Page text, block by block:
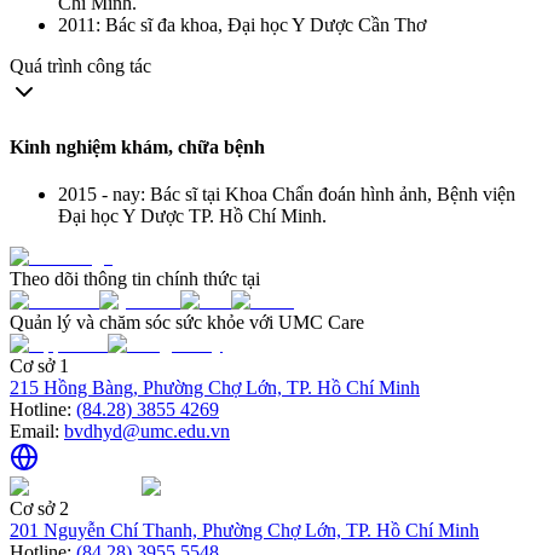
2011: Bác sĩ đa khoa, Đại học Y Dược Cần Thơ
Quá trình công tác
Kinh nghiệm khám, chữa bệnh
2015 - nay: Bác sĩ tại Khoa Chẩn đoán hình ảnh, Bệnh viện
Đại học Y Dược TP. Hồ Chí Minh.
Theo dõi thông tin chính thức tại
Quản lý và chăm sóc sức khỏe với UMC Care
Cơ sở 1
215 Hồng Bàng, Phường Chợ Lớn, TP. Hồ Chí Minh
Hotline: (84.28) 3855 4269
Email: bvdhyd@umc.edu.vn
Cơ sở 2
201 Nguyễn Chí Thanh, Phường Chợ Lớn, TP. Hồ Chí Minh